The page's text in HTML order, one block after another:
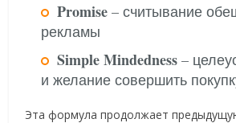
Promise – считывание
рекламы
Simple Mindedness –
и желание совершить
Эта формула продолжает